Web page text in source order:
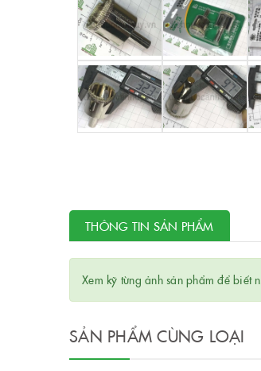
THÔNG TIN SẢN PHẨM
Xem kỹ từng ảnh sản phẩm để biết
SẢN PHẨM CÙNG LOẠI